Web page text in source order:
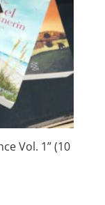
Vol. 1” (10